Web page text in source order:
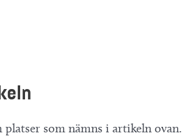
som nämns i artikeln ovan.